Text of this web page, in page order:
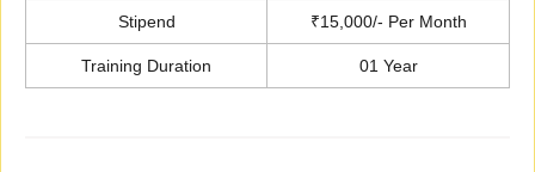
Stipend ₹15,000/- Per Month
Training Duration 01 Year